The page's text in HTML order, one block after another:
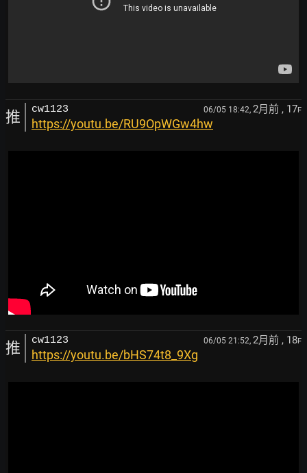
推 cw1123 06/05 18:42, 2月前 , 17F
https://youtu.be/RU9OpWGw4hw
推 cw1123 06/05 21:52, 2月前 , 18F
https://youtu.be/bHS74t8_9Xg